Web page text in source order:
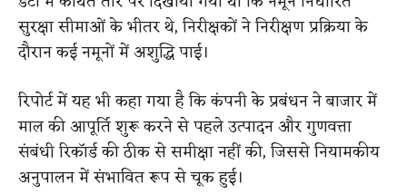
सुरक्षा सीमाओं के भीतर थे, निरीक्षकों ने निरीक्षण प्रक्रिया के
दौरान कई नमूनों में अशुद्धि पाई।
रिपोर्ट में यह भी कहा गया है कि कंपनी के प्रबंधन ने बाजार में
माल की आपूर्ति शुरू करने से पहले उत्पादन और गुणवत्ता
संबंधी रिकॉर्ड की ठीक से समीक्षा नहीं की, जिससे नियामकीय
अनुपालन में संभावित रूप से चूक हुई।